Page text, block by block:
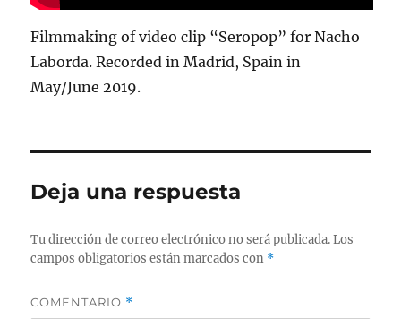
Filmmaking of video clip “Seropop” for Nacho
Laborda. Recorded in Madrid, Spain in
May/June 2019.
Deja una respuesta
Tu dirección de correo electrónico no será publicada. Los
campos obligatorios están marcados con *
COMENTARIO *